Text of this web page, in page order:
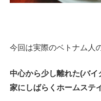
今回は実際のベトナム人
中心から少し離れた(バ
家にしばらくホームステ